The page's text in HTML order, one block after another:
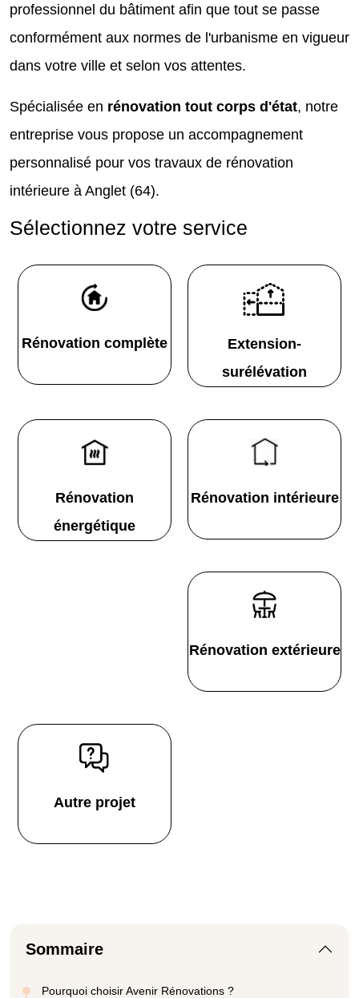
professionnel du bâtiment afin que tout se passe
conformément aux normes de l'urbanisme en vigueur
dans votre ville et selon vos attentes.
Spécialisée en rénovation tout corps d'état, notre
entreprise vous propose un accompagnement
personnalisé pour vos travaux de rénovation
intérieure à Anglet (64).
Sélectionnez votre service
Rénovation complète
Extension-
surélévation
Rénovation
énergétique
Rénovation intérieure
Rénovation extérieure
Autre projet
Sommaire
Pourquoi choisir Avenir Rénovations ?